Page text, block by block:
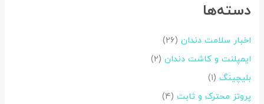
و
ر
ا
ی
:
دسته‌ها
اخبار سلامت دندان (26)
ایمپلنت و کاشت دندان (2)
بلیچینگ (1)
پروتز محترک و ثابت (4)